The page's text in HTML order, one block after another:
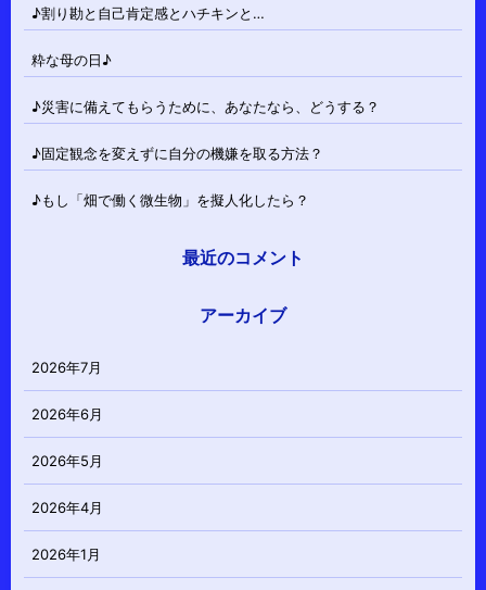
♪割り勘と自己肯定感とハチキンと…
粋な母の日♪
♪災害に備えてもらうために、あなたなら、どうする？
♪固定観念を変えずに自分の機嫌を取る方法？
♪もし「畑で働く微生物」を擬人化したら？
最近のコメント
アーカイブ
2026年7月
2026年6月
2026年5月
2026年4月
2026年1月